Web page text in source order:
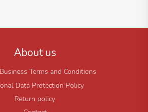
About us
Terms and Conditions
Data Protection Policy
Return policy